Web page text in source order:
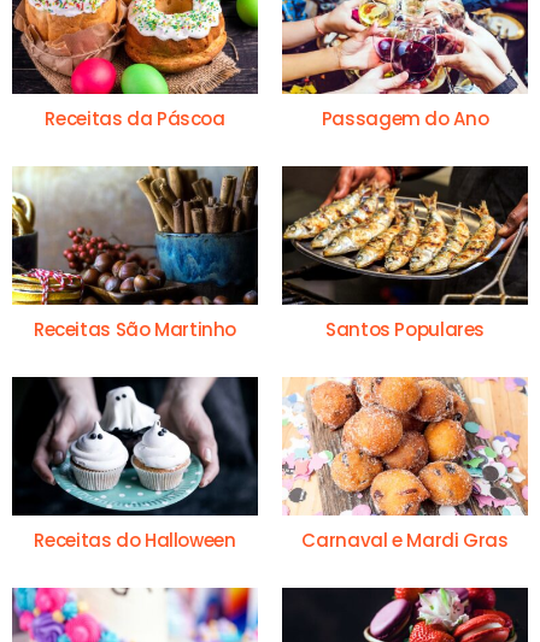
Receitas da Páscoa Passagem do Ano
Receitas São Martinho Santos Populares
Receitas do Halloween Carnaval e Mardi Gras